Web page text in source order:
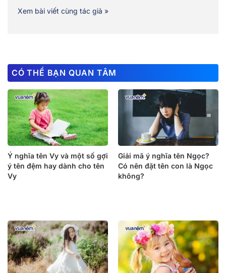
Xem bài viết cùng tác giả »
CÓ THỂ BẠN QUAN TÂM
Ý nghĩa tên Vy và một số gợi
ý tên đệm hay dành cho tên
Vy
Giải mã ý nghĩa tên Ngọc?
Có nên đặt tên con là Ngọc
không?